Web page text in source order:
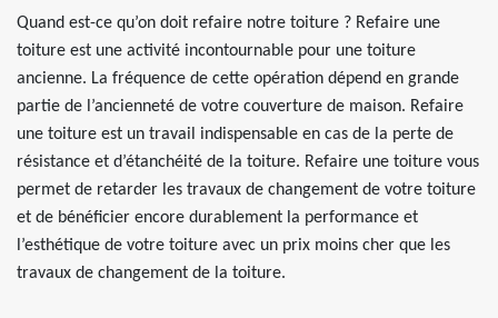
Quand est-ce qu’on doit refaire notre toiture ? Refaire une
toiture est une activité incontournable pour une toiture
ancienne. La fréquence de cette opération dépend en grande
partie de l’ancienneté de votre couverture de maison. Refaire
une toiture est un travail indispensable en cas de la perte de
résistance et d’étanchéité de la toiture. Refaire une toiture vous
permet de retarder les travaux de changement de votre toiture
et de bénéficier encore durablement la performance et
l’esthétique de votre toiture avec un prix moins cher que les
travaux de changement de la toiture.